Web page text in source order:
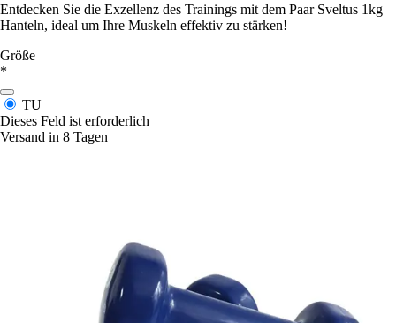
Entdecken Sie die Exzellenz des Trainings mit dem Paar Sveltus 1kg
Hanteln, ideal um Ihre Muskeln effektiv zu stärken!
Größe
*
TU
Dieses Feld ist erforderlich
Versand in 8 Tagen